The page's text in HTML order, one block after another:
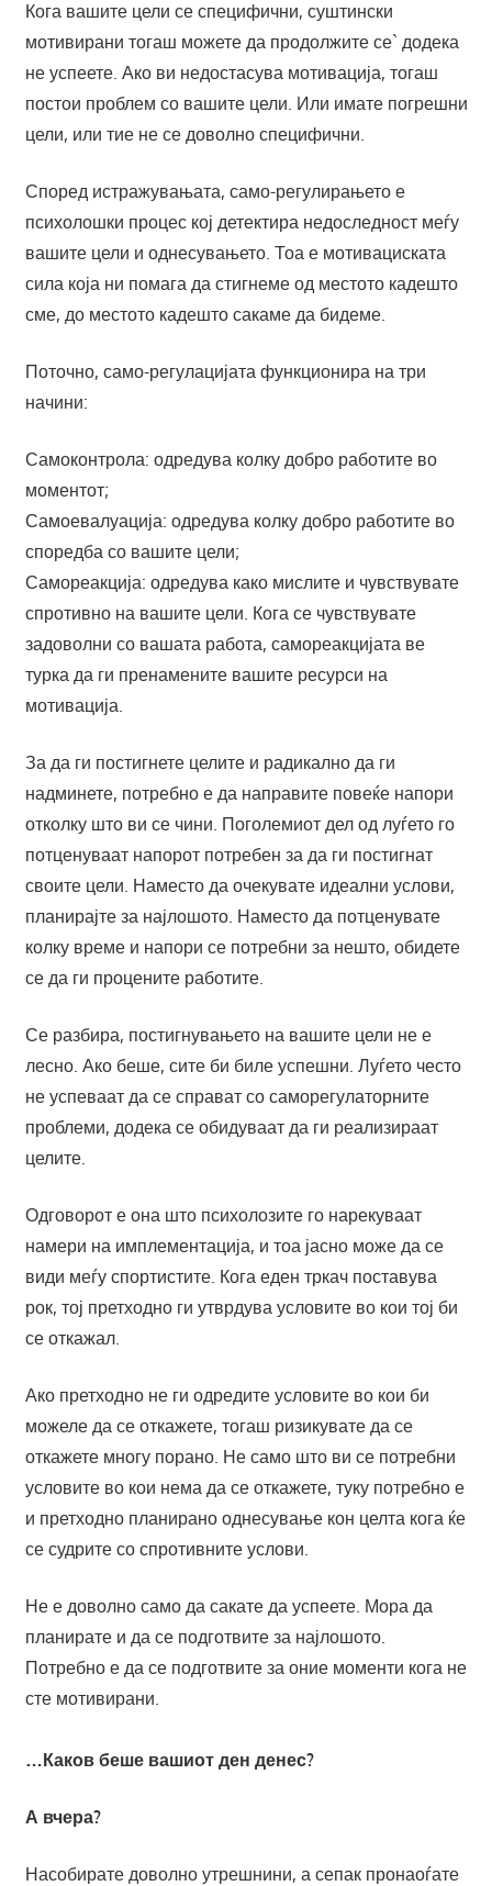
Кога вашите цели се специфични, суштински
мотивирани тогаш можете да продолжите се` додека
не успеете. Ако ви недостасува мотивација, тогаш
постои проблем со вашите цели. Или имате погрешни
цели, или тие не се доволно специфични.
Според истражувањата, само-регулирањето е
психолошки процес кој детектира недоследност меѓу
вашите цели и однесувањето. Тоа е мотивациската
сила која ни помага да стигнеме од местото кадешто
сме, до местото кадешто сакаме да бидеме.
Поточно, само-регулацијата функционира на три
начини:
Самоконтрола: одредува колку добро работите во
моментот;
Самоевалуација: одредува колку добро работите во
споредба со вашите цели;
Самореакција: одредува како мислите и чувствувате
спротивно на вашите цели. Кога се чувствувате
задоволни со вашата работа, самореакцијата ве
турка да ги пренамените вашите ресурси на
мотивација.
За да ги постигнете целите и радикално да ги
надминете, потребно е да направите повеќе напори
отколку што ви се чини. Поголемиот дел од луѓето го
потценуваат напорот потребен за да ги постигнат
своите цели. Наместо да очекувате идеални услови,
планирајте за најлошото. Наместо да потценувате
колку време и напори се потребни за нешто, обидете
се да ги процените работите.
Се разбира, постигнувањето на вашите цели не е
лесно. Ако беше, сите би биле успешни. Луѓето често
не успеваат да се справат со саморегулаторните
проблеми, додека се обидуваат да ги реализираат
целите.
Одговорот е она што психолозите го нарекуваат
намери на имплементација, и тоа јасно може да се
види меѓу спортистите. Кога еден тркач поставува
рок, тој претходно ги утврдува условите во кои тој би
се откажал.
Ако претходно не ги одредите условите во кои би
можеле да се откажете, тогаш ризикувате да се
откажете многу порано. Не само што ви се потребни
условите во кои нема да се откажете, туку потребно е
и претходно планирано однесување кон целта кога ќе
се судрите со спротивните услови.
Не е доволно само да сакате да успеете. Мора да
планирате и да се подготвите за најлошото.
Потребно е да се подготвите за оние моменти кога не
сте мотивирани.
…Каков беше вашиот ден денес?
А вчера?
Насобирате доволно утрешнини, а сепак пронаоѓате